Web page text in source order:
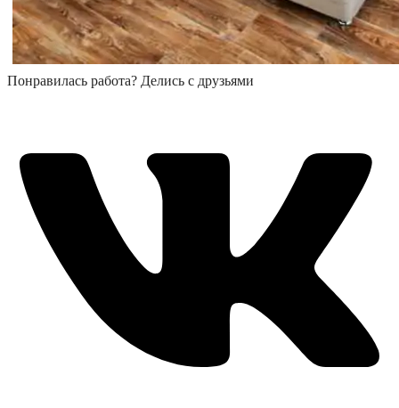
Понравилась работа? Делись с друзьями